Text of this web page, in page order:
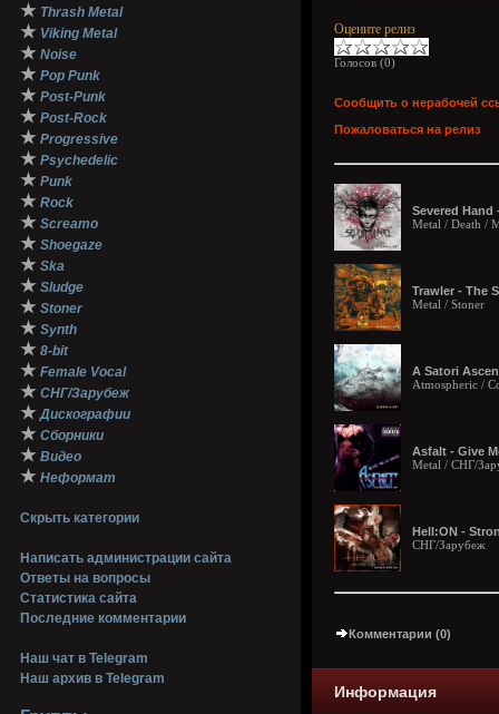
★ Thrash Metal
★ Viking Metal
★ Noise
★ Pop Punk
★ Post-Punk
★ Post-Rock
★ Progressive
★ Psychedelic
★ Punk
★ Rock
★ Screamo
★ Shoegaze
★ Ska
★ Sludge
★ Stoner
★ Synth
★ 8-bit
★ Female Vocal
★ СНГ/Зарубеж
★ Дискографии
★ Сборники
★ Видео
★ Неформат
Скрыть категории
Написать администрации сайта
Ответы на вопросы
Статистика сайта
Последние комментарии
Наш чат в Telegram
Наш архив в Telegram
Оцените релиз
Голосов (0)
Сообщить о нерабочей
Пожаловаться на релиз
Severed Hand
Metal / Death /
Trawler - The
Metal / Stoner
A Satori
Atmospheric /
Asfalt - Give
Metal / СНГ/
Hell:ON -
СНГ/Зарубеж
Комментарии (0)
Информация